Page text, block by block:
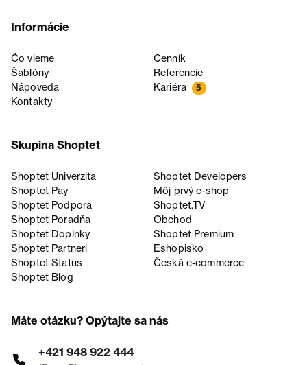
Informácie
Čo vieme
Cenník
Šablóny
Referencie
Nápoveda
Kariéra 5
Kontakty
Skupina Shoptet
Shoptet Univerzita
Shoptet Developers
Shoptet Pay
Môj prvý e-shop
Shoptet Podpora
Shoptet.TV
Shoptet Poradňa
Obchod
Shoptet Doplnky
Shoptet Premium
Shoptet Partneri
Eshopisko
Shoptet Status
Česká e‑commerce
Shoptet Blog
Máte otázku? Opýtajte sa nás
+421 948 922 444